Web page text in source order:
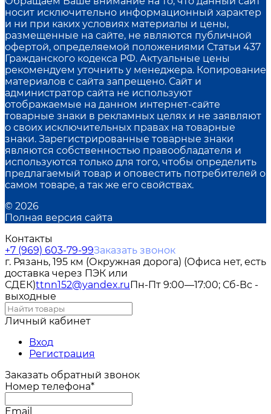
носит исключительно информационный характер
и ни при каких условиях материалы и цены,
размещенные на сайте, не являются публичной
офертой, определяемой положениями Статьи 437
Гражданского кодекса РФ. Актуальные цены
рекомендуем уточнить у менеджера. Копирование
материалов с сайта запрещено. Сайт и
администратор сайта не используют
отображаемые на данном интернет-сайте
товарные знаки в рекламных целях и не заявляют
о своих исключительных правах на товарные
знаки. Зарегистрированные товарные знаки
являются собственностью правообладателя и
используются только для того, чтобы определить
предлагаемый товар и оповестить потребителей о
самом товаре, а так же его свойствах.
© 2026
Полная версия сайта
Контакты
+7 (969) 603-79-99Заказать звонок
г. Рязань, 195 км (Окружная дорога) (Офиса нет, есть
доставка через ПЭК или
СДЕК)ttnn152@yandex.ruПн-Пт 9:00—17:00; Сб-Вс -
выходные
Личный кабинет
Вход
Регистрация
Заказать обратный звонок
Номер телефона*
Email